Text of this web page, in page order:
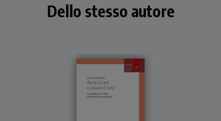
Dello stesso autore